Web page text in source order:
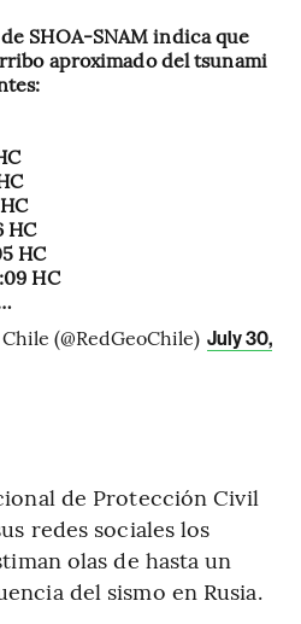
SHOA-SNAM indica que
aproximado del tsunami
HC
HC
HC
(@RedGeoChile) July 30,
de Protección Civil
redes sociales los
olas de hasta un
del sismo en Rusia.